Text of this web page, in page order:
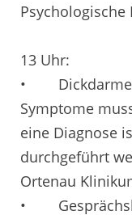
Psychologische
13 Uhr:
•
Symptome
eine Diagnose
durchgeführt
Ortenau
•